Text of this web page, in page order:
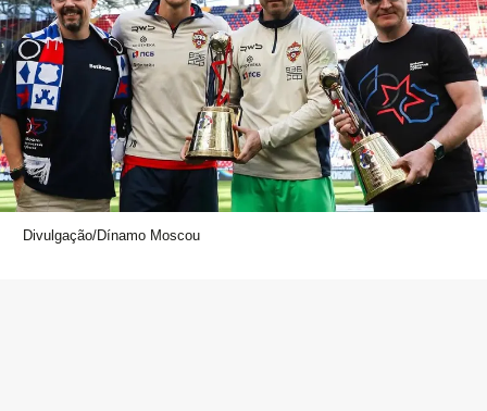
Divulgação/Dínamo Moscou